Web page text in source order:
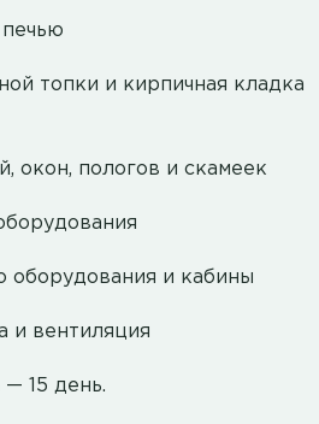
топки и кирпичная кладка
окон, пологов и скамеек
оборудования и кабины
и вентиляция
— 15 день.